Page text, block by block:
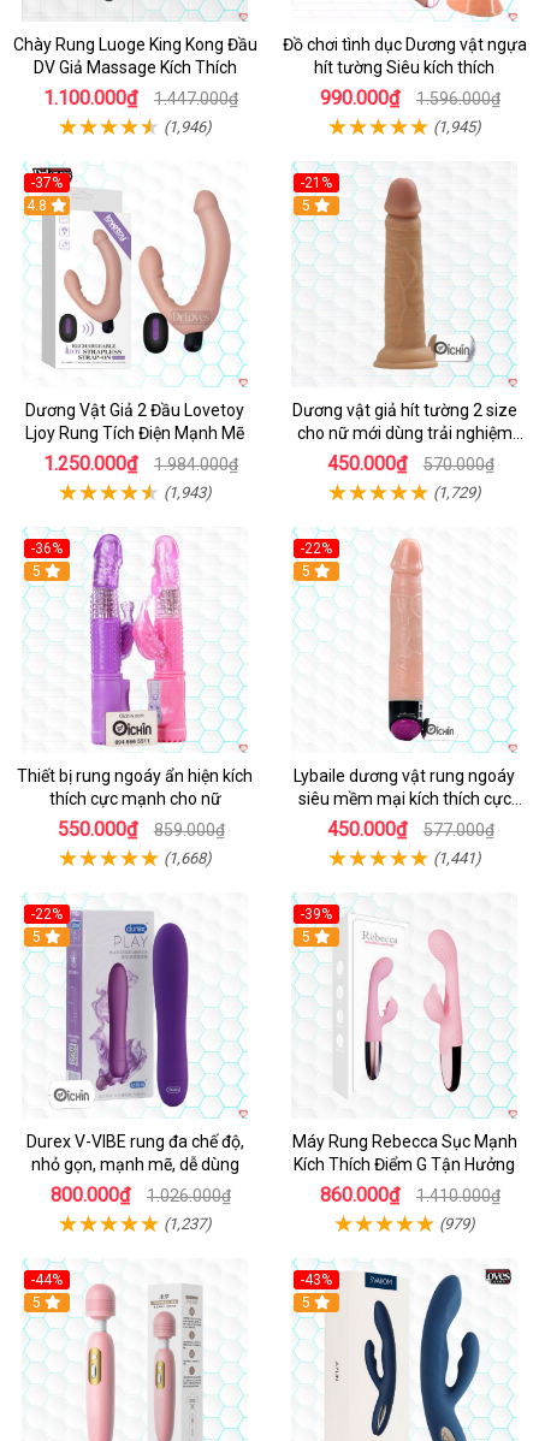
Chày Rung Luoge King Kong Đầu
DV Giả Massage Kích Thích
1.100.000₫ 1.447.000₫
(1,946)
Đồ chơi tình dục Dương vật ngựa
hít tường Siêu kích thích
990.000₫ 1.596.000₫
(1,945)
-37%
Hot
4.8
Dương Vật Giả 2 Đầu Lovetoy
Ljoy Rung Tích Điện Mạnh Mẽ
1.250.000₫ 1.984.000₫
(1,943)
-21%
Hot
5
Dương vật giả hít tường 2 size
cho nữ mới dùng trải nghiệm
thật
450.000₫ 570.000₫
(1,729)
-36%
Hot
5
Thiết bị rung ngoáy ẩn hiện kích
thích cực mạnh cho nữ
550.000₫ 859.000₫
(1,668)
-22%
Hot
5
Lybaile dương vật rung ngoáy
siêu mềm mại kích thích cực
mạnh
450.000₫ 577.000₫
(1,441)
-22%
Hot
5
Durex V-VIBE rung đa chế độ,
nhỏ gọn, mạnh mẽ, dễ dùng
800.000₫ 1.026.000₫
(1,237)
-39%
Hot
5
Máy Rung Rebecca Sục Mạnh
Kích Thích Điểm G Tận Hưởng
860.000₫ 1.410.000₫
(979)
-44%
Hot
5
-43%
Hot
5